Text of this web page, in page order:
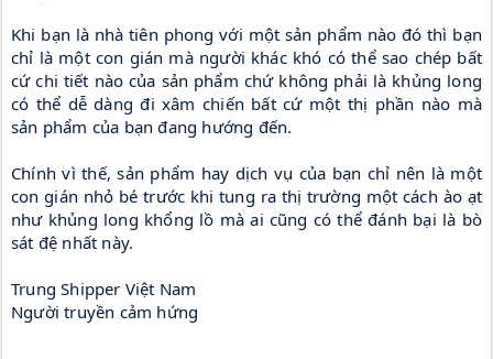
Khi bạn là nhà tiên phong với một sản phẩm nào đó thì bạn
chỉ là một con gián mà người khác khó có thể sao chép bất
cứ chi tiết nào của sản phẩm chứ không phải là khủng long
có thể dễ dàng đi xâm chiến bất cứ một thị phần nào mà
sản phẩm của bạn đang hướng đến.
Chính vì thế, sản phẩm hay dịch vụ của bạn chỉ nên là một
con gián nhỏ bé trước khi tung ra thị trường một cách ào ạt
như khủng long khổng lồ mà ai cũng có thể đánh bại là bò
sát đệ nhất này.
Trung Shipper Việt Nam
Người truyền cảm hứng